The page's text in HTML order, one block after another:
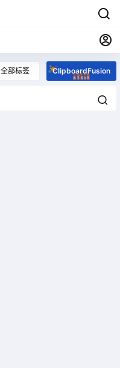
全部标签 ClipboardFusion